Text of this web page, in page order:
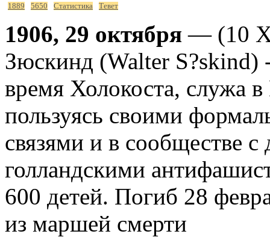
1889 5650 Статистика Тевет
1906, 29 октября — (10
Зюскинд (Walter S?skind)
время Холокоста, служа в
пользуясь своими
связями и в сообществе
голландскими
600 детей. Погиб 28
из маршей смерти